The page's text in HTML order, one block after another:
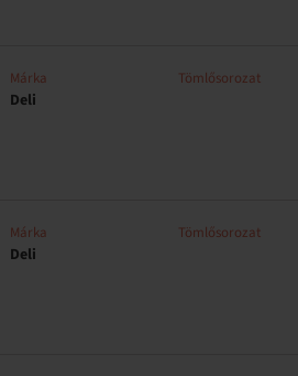
Márka
Deli
Tömlősorozat
Márka
Deli
Tömlősorozat